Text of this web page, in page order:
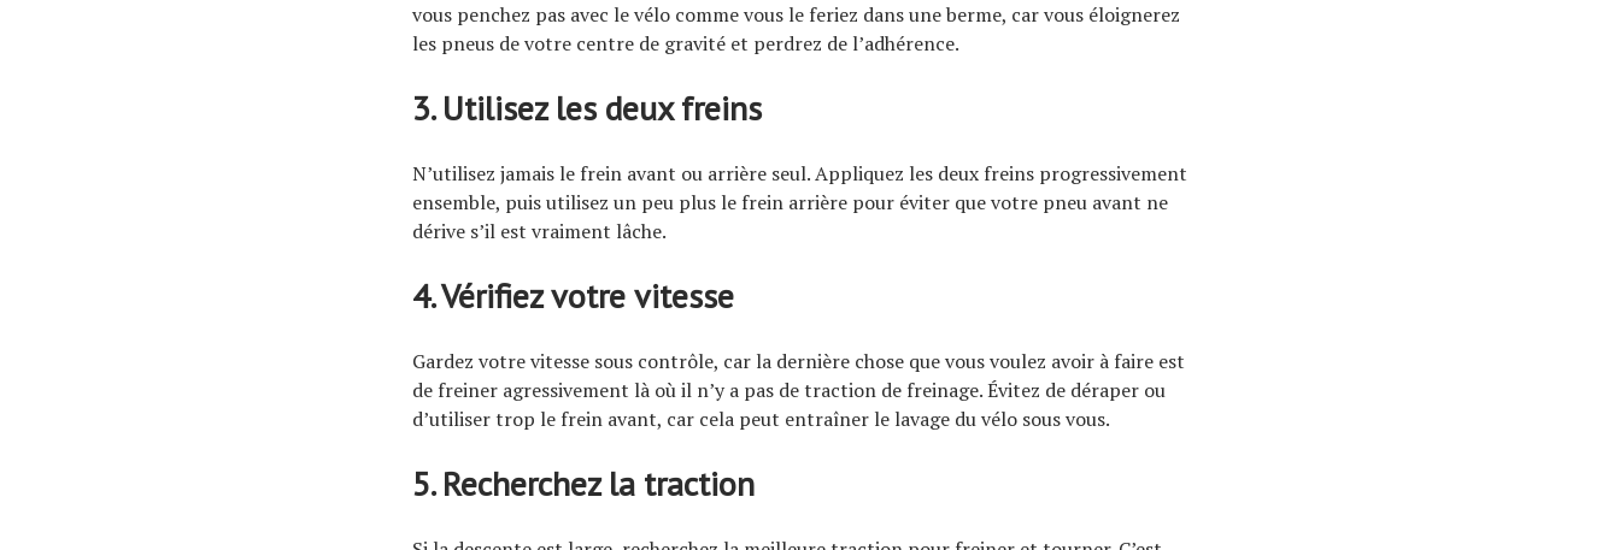
vous penchez pas avec le vélo comme vous le feriez dans une berme, car vous éloignerez
les pneus de votre centre de gravité et perdrez de l’adhérence.
3. Utilisez les deux freins
N’utilisez jamais le frein avant ou arrière seul. Appliquez les deux freins progressivement
ensemble, puis utilisez un peu plus le frein arrière pour éviter que votre pneu avant ne
dérive s’il est vraiment lâche.
4. Vérifiez votre vitesse
Gardez votre vitesse sous contrôle, car la dernière chose que vous voulez avoir à faire est
de freiner agressivement là où il n’y a pas de traction de freinage. Évitez de déraper ou
d’utiliser trop le frein avant, car cela peut entraîner le lavage du vélo sous vous.
5. Recherchez la traction